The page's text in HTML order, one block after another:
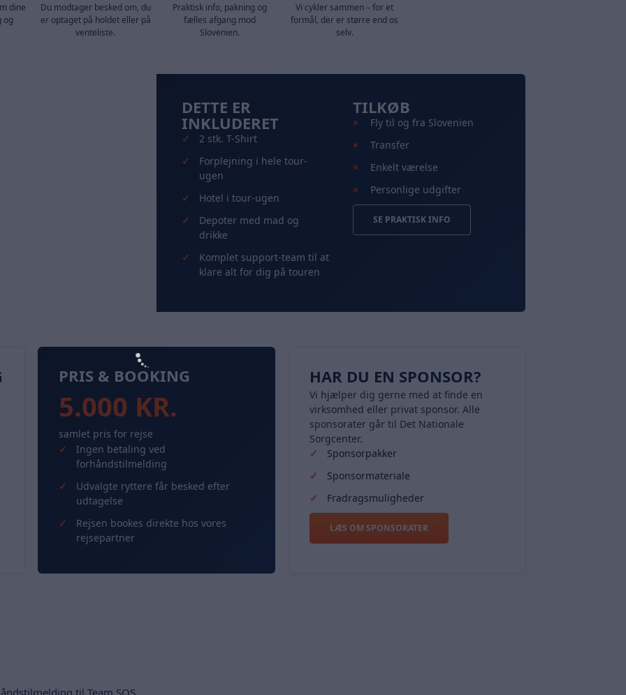
dine
og
Du modtager besked om, du
er optaget på holdet eller på
venteliste.
Praktisk info, pakning og
fælles afgang mod
Slovenien.
Vi cykler sammen – for et
formål, der er større end os
selv.
DETTE ER
INKLUDERET
2 stk. T-Shirt
Forplejning i hele tour-
ugen
Hotel i tour-ugen
Depoter med mad og
drikke
Komplet support-team til at
klare alt for dig på touren
TILKØB
Fly til og fra Slovenien
Transfer
Enkelt værelse
Personlige udgifter
SE PRAKTISK INFO
PRIS & BOOKING
5.000 KR.
samlet pris for rejse
Ingen betaling ved
forhåndstilmelding
Udvalgte ryttere får besked efter
udtagelse
Rejsen bookes direkte hos vores
rejsepartner
HAR DU EN SPONSOR?
Vi hjælper dig gerne med at finde en
virksomhed eller privat sponsor. Alle
sponsorater går til Det Nationale
Sorgcenter.
Sponsorpakker
Sponsormateriale
Fradragsmuligheder
LÆS OM SPONSORATER